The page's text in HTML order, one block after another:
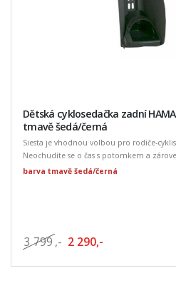
Dětská cyklosedačka zadní
tmavě šedá/černá
Siesta je vhodnou volbou pro rodiče-
Neochudíte se o čas s potomkem a
barva tmavě šedá/černá
3 799,- 2 290,-